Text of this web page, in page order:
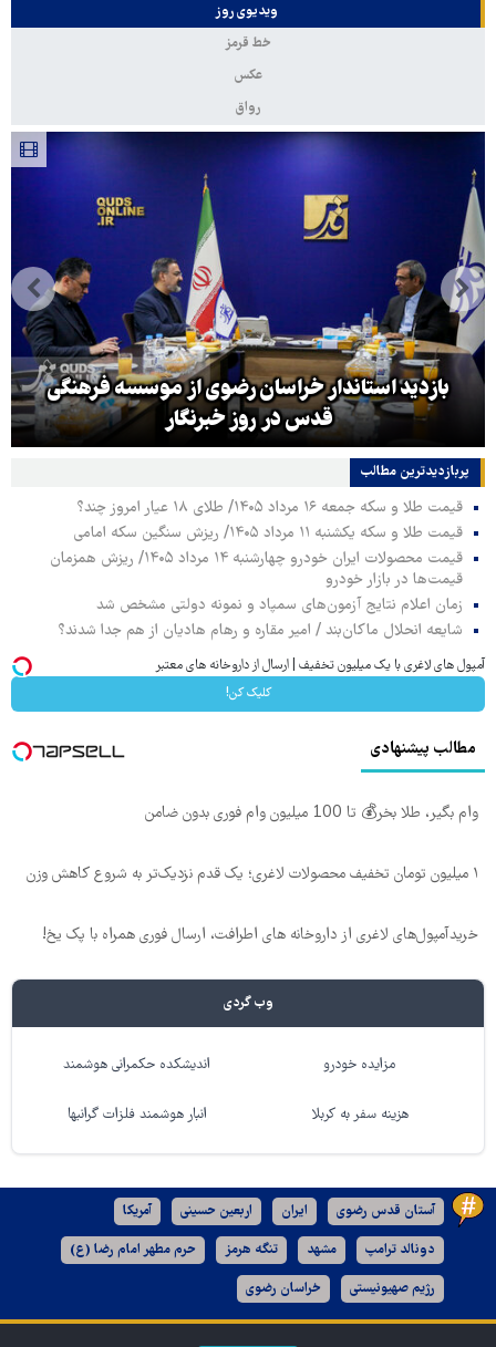
ویدیوی روز
خط قرمز
عکس
رواق
بازدید استاندار خراسان رضوی از موسسه فرهنگی
قدس در روز خبرنگار
پربازدیدترین‌ مطالب
قیمت طلا و سکه جمعه ۱۶ مرداد ۱۴۰۵/ طلای ۱۸ عیار امروز چند؟
قیمت طلا و سکه یکشنبه ۱۱ مرداد ۱۴۰۵/ ریزش سنگین سکه امامی
قیمت محصولات ایران خودرو چهارشنبه ۱۴ مرداد ۱۴۰۵/ ریزش همزمان
قیمت‌ها در بازار خودرو
زمان اعلام نتایج آزمون‌های سمپاد و نمونه دولتی مشخص شد
شایعه انحلال ماکان‌بند / امیر مقاره و رهام هادیان از هم جدا شدند؟
آمپول های لاغری با یک میلیون تخفیف | ارسال از داروخانه های معتبر
کلیک کن!
مطالب پیشنهادی
وام بگیر، طلا بخر💰 تا 100 میلیون وام فوری بدون ضامن
۱ میلیون تومان تخفیف محصولات لاغری؛ یک قدم نزدیک‌تر به شروع کاهش وزن
خریدآمپول‌های لاغری از داروخانه های اطرافت، ارسال فوری همراه با پک یخ!
وب گردی
مزایده خودرو اندیشکده حکمرانی هوشمند
هزینه سفر به کربلا انبار هوشمند فلزات گرانبها
آستان قدس رضوی ایران اربعین حسینی آمریکا
دونالد ترامپ مشهد تنگه هرمز حرم مطهر امام رضا (ع)
رژیم صهیونیستی خراسان رضوی